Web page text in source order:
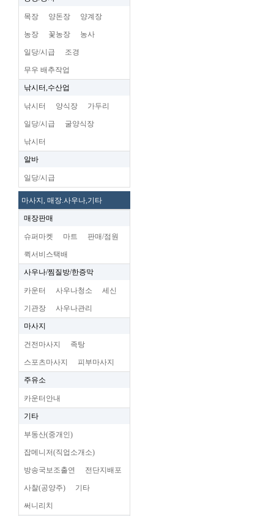
목장 양돈장 양계장
농장 꽃농장 농사
일당/시급 조경
무우 배추작업
낚시터,수산업
낚시터 양식장 가두리
일당/시급 굴양식장
낚시터
알바
일당/시급
마사지, 매장.사우나,기타
매장판매
슈퍼마켓 마트 판매/점원
퀵서비스택배
사우나/찜질방/한증막
카운터 사우나청소 세신
기관장 사우나관리
마사지
건전마사지 족탕
스포츠마사지 피부마사지
주유소
카운터안내
기타
부동산(중개인)
잡메니저(직업소개소)
방송국보조출연 전단지배포
사찰(공양주) 기타
써니리치